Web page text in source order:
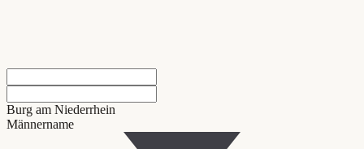
Burg am Niederrhein
Männername